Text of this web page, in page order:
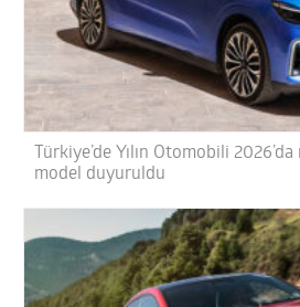
Türkiye’de Yılın Otomobili
model duyuruldu